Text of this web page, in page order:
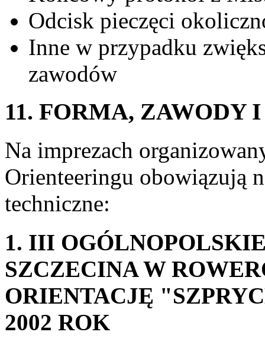
Odcisk pieczęci
Inne w przypadku
zawodów
11. FORMA, ZAWODY
Na imprezach
Orienteeringu obowiązują
techniczne:
1. III
SZCZECINA W
ORIENTACJĘ
2002 ROK